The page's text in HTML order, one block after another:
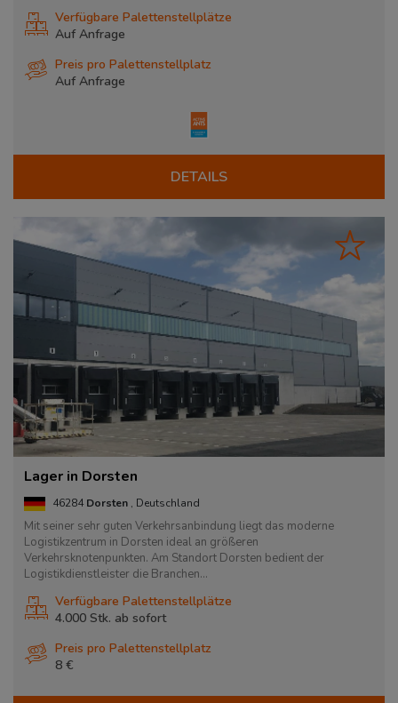
Verfügbare Palettenstellplätze
Auf Anfrage
Preis pro Palettenstellplatz
Auf Anfrage
DETAILS
Lager in Dorsten
46284 Dorsten , Deutschland
Mit seiner sehr guten Verkehrsanbindung liegt das moderne
Logistikzentrum in Dorsten ideal an größeren
Verkehrsknotenpunkten. Am Standort Dorsten bedient der
Logistikdienstleister die Branchen...
Verfügbare Palettenstellplätze
4.000 Stk. ab sofort
Preis pro Palettenstellplatz
8 €